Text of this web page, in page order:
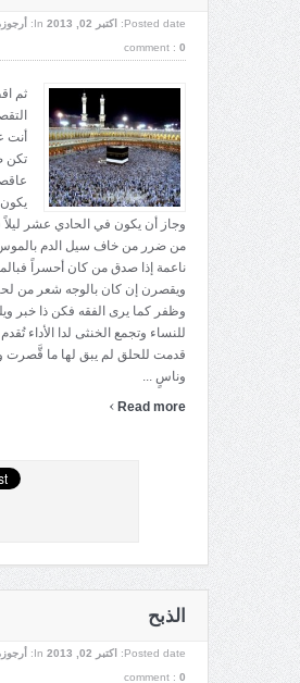
Posted date: اکتبر 02, 2013 In:
comment : 0
ثم
أنت
تكن
وجاز أن يكون في الحادي عشر ليلاً
من ضرر من خاف سيل الدم بالموس
ناعمة إذا صدق من كان أحسراً
ويقصرن إن كان بالوجه شعر من
وظفر كما يرى الفقه فكن ذا خبر
للنساء وتجمع الخنثى لدا الأداء
قدمت للحلق لم يبق لها ما قَّصرت
وناسٍ ...
Read more
›
الذبح
Posted date: اکتبر 02, 2013 In:
comment : 0